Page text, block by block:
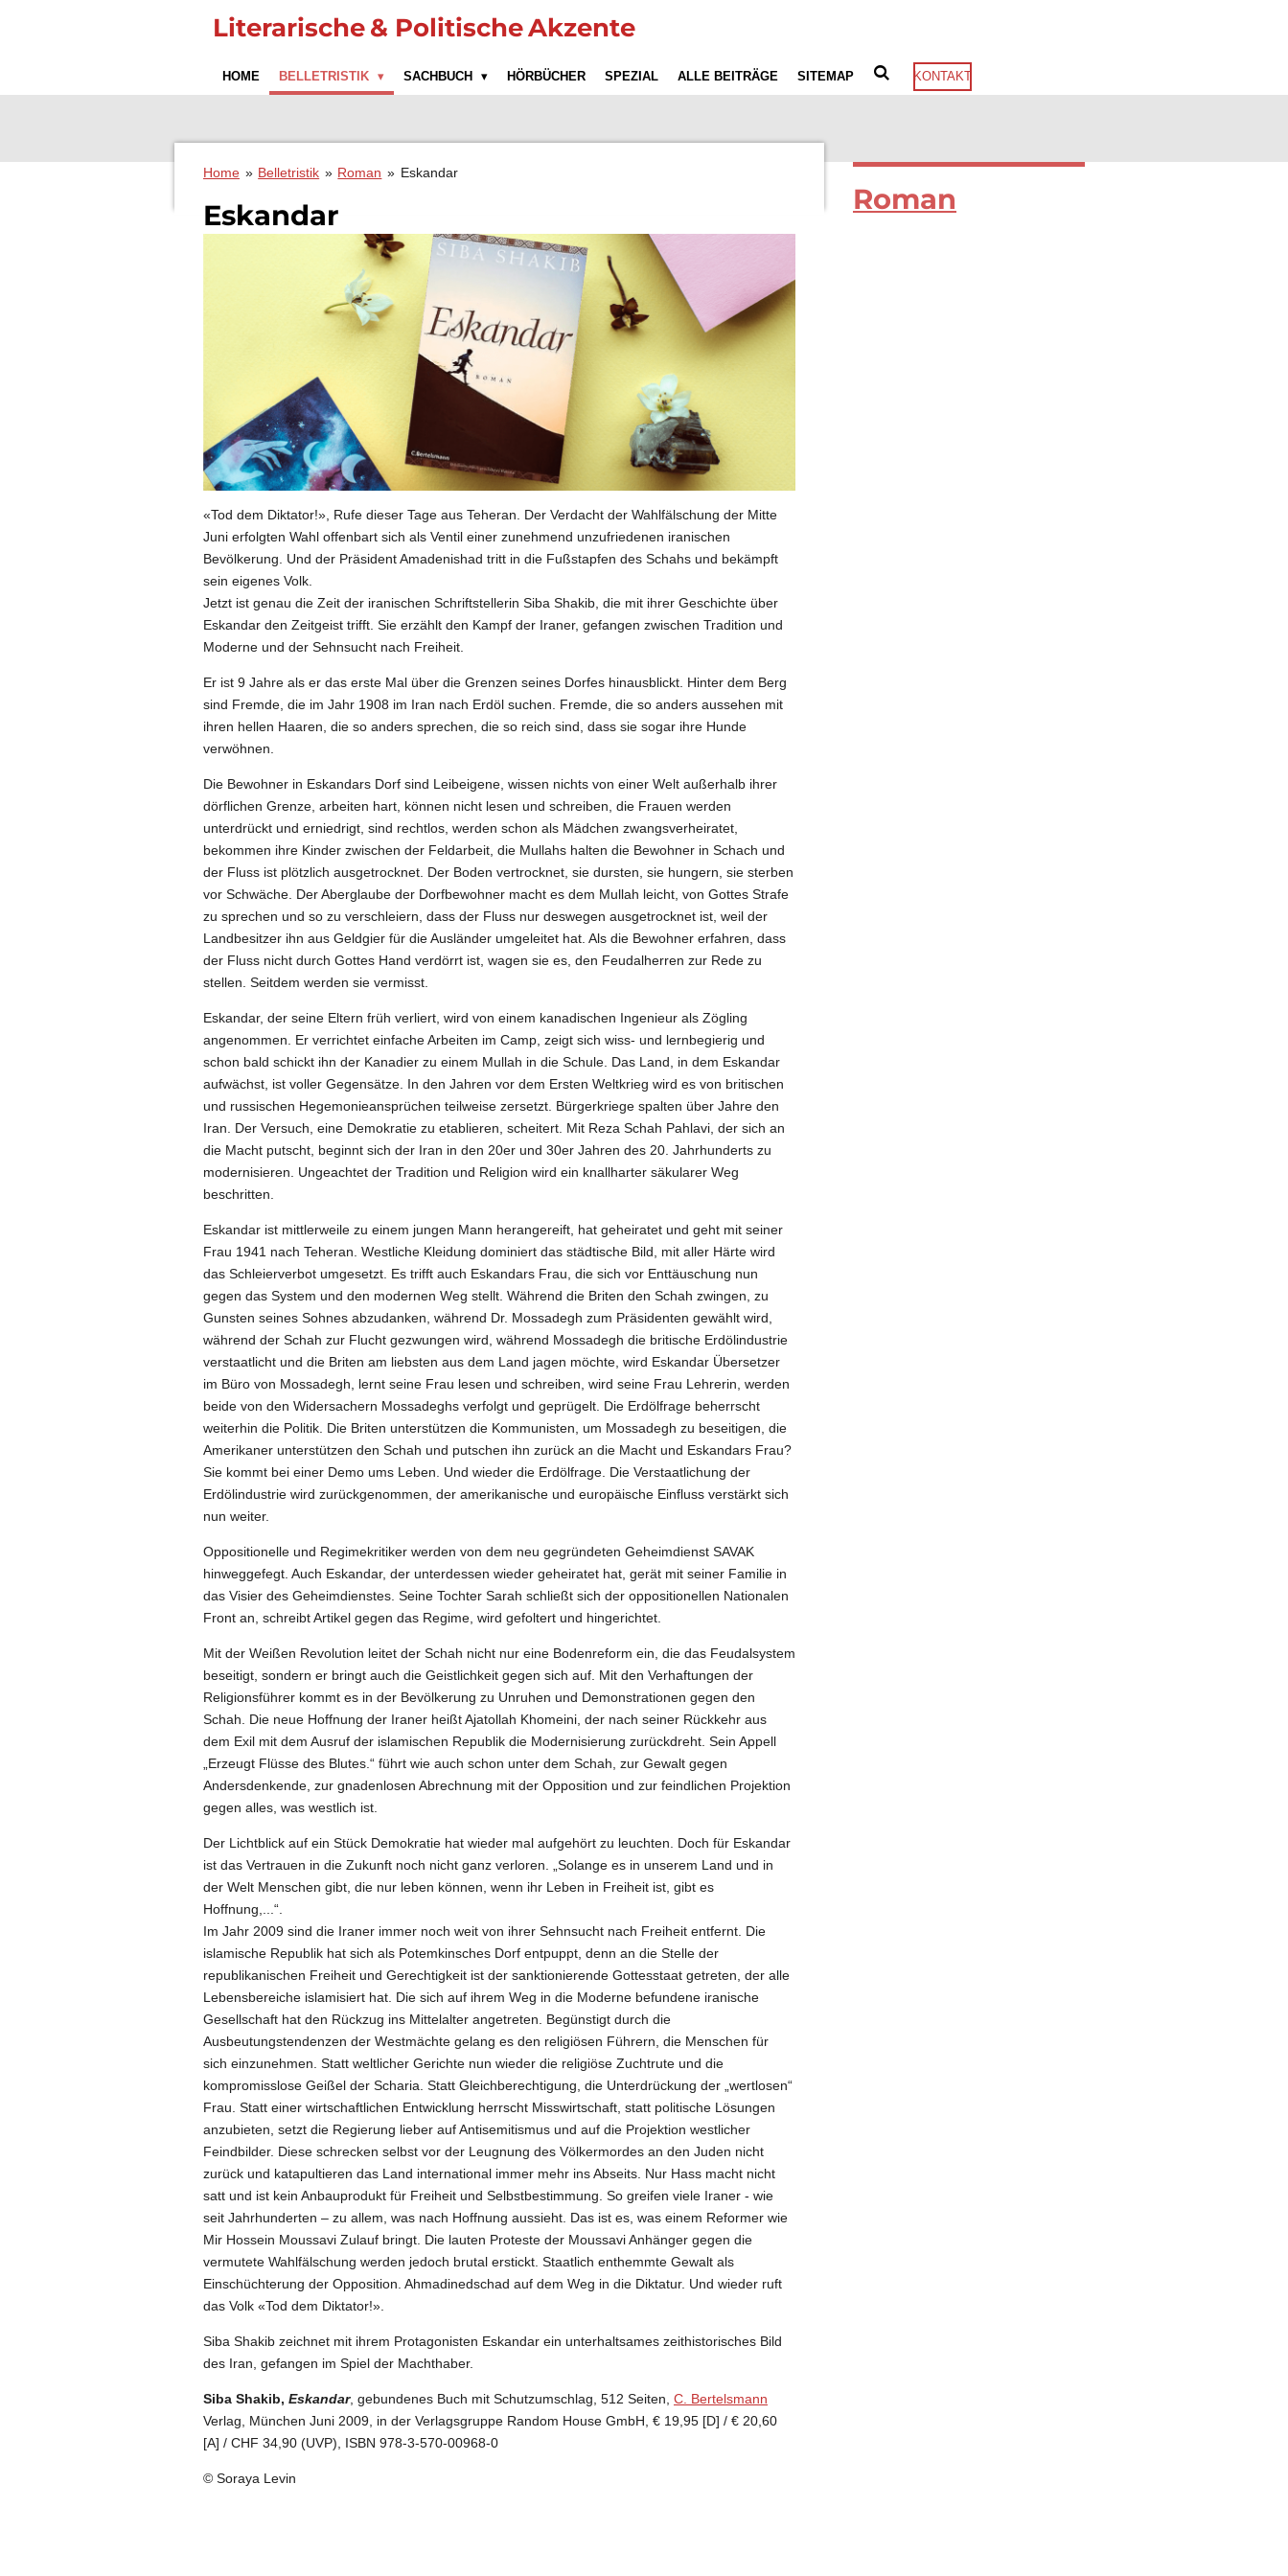
Literarische& PolitischeAkzente
HOME BELLETRISTIK SACHBUCH HÖRBÜCHER SPEZIAL ALLE BEITRÄGE SITEMAP KONTAKT
Home » Belletristik » Roman » Eskandar
Eskandar
«Tod dem Diktator!», Rufe dieser Tage aus Teheran. Der Verdacht der Wahlfälschung der Mitte
Juni erfolgten Wahl offenbart sich als Ventil einer zunehmend unzufriedenen iranischen
Bevölkerung. Und der Präsident Amadenishad tritt in die Fußstapfen des Schahs und bekämpft
sein eigenes Volk.
Jetzt ist genau die Zeit der iranischen Schriftstellerin Siba Shakib , die mit ihrer Geschichte über
Eskandar den Zeitgeist trifft. Sie erzählt den Kampf der Iraner, gefangen zwischen Tradition und
Moderne und der Sehnsucht nach Freiheit.
Er ist 9 Jahre als er das erste Mal über die Grenzen seines Dorfes hinausblickt. Hinter dem Berg
sind Fremde, die im Jahr 1908 im Iran nach Erdöl suchen. Fremde, die so anders aussehen mit
ihren hellen Haaren, die so anders sprechen, die so reich sind, dass sie sogar ihre Hunde
verwöhnen.
Die Bewohner in Eskandars Dorf sind Leibeigene, wissen nichts von einer Welt außerhalb ihrer
dörflichen Grenze, arbeiten hart, können nicht lesen und schreiben, die Frauen werden
unterdrückt und erniedrigt, sind rechtlos, werden schon als Mädchen zwangsverheiratet,
bekommen ihre Kinder zwischen der Feldarbeit, die Mullahs halten die Bewohner in Schach und
der Fluss ist plötzlich ausgetrocknet. Der Boden vertrocknet, sie dursten, sie hungern, sie sterben
vor Schwäche. Der Aberglaube der Dorfbewohner macht es dem Mullah leicht, von Gottes Strafe
zu sprechen und so zu verschleiern, dass der Fluss nur deswegen ausgetrocknet ist, weil der
Landbesitzer ihn aus Geldgier für die Ausländer umgeleitet hat. Als die Bewohner erfahren, dass
der Fluss nicht durch Gottes Hand verdörrt ist, wagen sie es, den Feudalherren zur Rede zu
stellen. Seitdem werden sie vermisst.
Eskandar, der seine Eltern früh verliert, wird von einem kanadischen Ingenieur als Zögling
angenommen. Er verrichtet einfache Arbeiten im Camp, zeigt sich wiss- und lernbegierig und
schon bald schickt ihn der Kanadier zu einem Mullah in die Schule. Das Land, in dem Eskandar
aufwächst, ist voller Gegensätze. In den Jahren vor dem Ersten Weltkrieg wird es von britischen
und russischen Hegemonieansprüchen teilweise zersetzt. Bürgerkriege spalten über Jahre den
Iran. Der Versuch, eine Demokratie zu etablieren, scheitert. Mit Reza Schah Pahlavi, der sich an
die Macht putscht, beginnt sich der Iran in den 20er und 30er Jahren des 20. Jahrhunderts zu
modernisieren. Ungeachtet der Tradition und Religion wird ein knallharter säkularer Weg
beschritten.
Eskandar ist mittlerweile zu einem jungen Mann herangereift, hat geheiratet und geht mit seiner
Frau 1941 nach Teheran. Westliche Kleidung dominiert das städtische Bild, mit aller Härte wird
das Schleierverbot umgesetzt. Es trifft auch Eskandars Frau, die sich vor Enttäuschung nun
gegen das System und den modernen Weg stellt. Während die Briten den Schah zwingen, zu
Gunsten seines Sohnes abzudanken, während Dr. Mossadegh zum Präsidenten gewählt wird,
während der Schah zur Flucht gezwungen wird, während Mossadegh die britische Erdölindustrie
verstaatlicht und die Briten am liebsten aus dem Land jagen möchte, wird Eskandar Übersetzer
im Büro von Mossadegh, lernt seine Frau lesen und schreiben, wird seine Frau Lehrerin, werden
beide von den Widersachern Mossadeghs verfolgt und geprügelt. Die Erdölfrage beherrscht
weiterhin die Politik. Die Briten unterstützen die Kommunisten, um Mossadegh zu beseitigen, die
Amerikaner unterstützen den Schah und putschen ihn zurück an die Macht und Eskandars Frau?
Sie kommt bei einer Demo ums Leben. Und wieder die Erdölfrage. Die Verstaatlichung der
Erdölindustrie wird zurückgenommen, der amerikanische und europäische Einfluss verstärkt sich
nun weiter.
Oppositionelle und Regimekritiker werden von dem neu gegründeten Geheimdienst SAVAK
hinweggefegt. Auch Eskandar, der unterdessen wieder geheiratet hat, gerät mit seiner Familie in
das Visier des Geheimdienstes. Seine Tochter Sarah schließt sich der oppositionellen Nationalen
Front an, schreibt Artikel gegen das Regime, wird gefoltert und hingerichtet.
Mit der Weißen Revolution leitet der Schah nicht nur eine Bodenreform ein, die das Feudalsystem
beseitigt, sondern er bringt auch die Geistlichkeit gegen sich auf. Mit den Verhaftungen der
Religionsführer kommt es in der Bevölkerung zu Unruhen und Demonstrationen gegen den
Schah. Die neue Hoffnung der Iraner heißt Ajatollah Khomeini, der nach seiner Rückkehr aus
dem Exil mit dem Ausruf der islamischen Republik die Modernisierung zurückdreht. Sein Appell
„Erzeugt Flüsse des Blutes.“ führt wie auch schon unter dem Schah, zur Gewalt gegen
Andersdenkende, zur gnadenlosen Abrechnung mit der Opposition und zur feindlichen Projektion
gegen alles, was westlich ist.
Der Lichtblick auf ein Stück Demokratie hat wieder mal aufgehört zu leuchten. Doch für Eskandar
ist das Vertrauen in die Zukunft noch nicht ganz verloren. „Solange es in unserem Land und in
der Welt Menschen gibt, die nur leben können, wenn ihr Leben in Freiheit ist, gibt es
Hoffnung,...“.
Im Jahr 2009 sind die Iraner immer noch weit von ihrer Sehnsucht nach Freiheit entfernt. Die
islamische Republik hat sich als Potemkinsches Dorf entpuppt, denn an die Stelle der
republikanischen Freiheit und Gerechtigkeit ist der sanktionierende Gottesstaat getreten, der alle
Lebensbereiche islamisiert hat. Die sich auf ihrem Weg in die Moderne befundene iranische
Gesellschaft hat den Rückzug ins Mittelalter angetreten. Begünstigt durch die
Ausbeutungstendenzen der Westmächte gelang es den religiösen Führern, die Menschen für
sich einzunehmen. Statt weltlicher Gerichte nun wieder die religiöse Zuchtrute und die
kompromisslose Geißel der Scharia. Statt Gleichberechtigung, die Unterdrückung der „wertlosen“
Frau. Statt einer wirtschaftlichen Entwicklung herrscht Misswirtschaft, statt politische Lösungen
anzubieten, setzt die Regierung lieber auf Antisemitismus und auf die Projektion westlicher
Feindbilder. Diese schrecken selbst vor der Leugnung des Völkermordes an den Juden nicht
zurück und katapultieren das Land international immer mehr ins Abseits. Nur Hass macht nicht
satt und ist kein Anbauprodukt für Freiheit und Selbstbestimmung. So greifen viele Iraner - wie
seit Jahrhunderten – zu allem, was nach Hoffnung aussieht. Das ist es, was einem Reformer wie
Mir Hossein Moussavi Zulauf bringt. Die lauten Proteste der Moussavi Anhänger gegen die
vermutete Wahlfälschung werden jedoch brutal erstickt. Staatlich enthemmte Gewalt als
Einschüchterung der Opposition. Ahmadinedschad auf dem Weg in die Diktatur. Und wieder ruft
das Volk «Tod dem Diktator!».
Siba Shakib zeichnet mit ihrem Protagonisten Eskandar ein unterhaltsames zeithistorisches Bild
des Iran, gefangen im Spiel der Machthaber.
Siba Shakib, Eskandar, gebundenes Buch mit Schutzumschlag, 512 Seiten, C. Bertelsmann
Verlag, München Juni 2009, in der Verlagsgruppe Random House GmbH, € 19,95 [D] / € 20,60
[A] / CHF 34,90 (UVP), ISBN 978-3-570-00968-0
© Soraya Levin
Roman